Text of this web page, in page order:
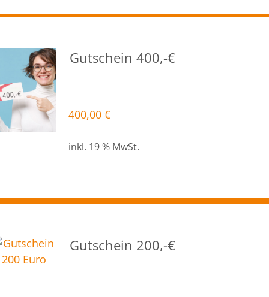
Gutschein 400,-€
400,00€
inkl. 19 % MwSt.
Gutschein 200,-€